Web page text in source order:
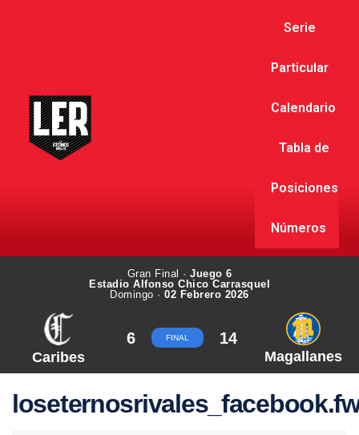
Serie
Particular
Calendario
Tabla de
Posiciones
Números
Gran Final · Juego 6
Estadio Alfonso Chico Carrasquel
Domingo ·02 Febrero 2026
Caribes
6 FINAL 14
Magallanes